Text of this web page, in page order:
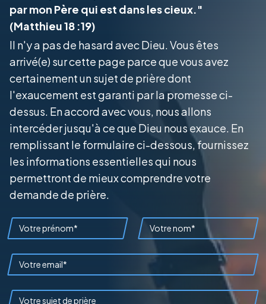
par mon Père qui est dans les cieux."
(Matthieu 18 :19)
Il n'y a pas de hasard avec Dieu. Vous êtes
arrivé(e) sur cette page parce que vous avez
certainement un sujet de prière dont
l'exaucement est garanti par la promesse ci-
dessus. En accord avec vous, nous allons
intercéder jusqu'à ce que Dieu nous exauce. En
remplissant le formulaire ci-dessous, fournissez
les informations essentielles qui nous
permettront de mieux comprendre votre
demande de prière.